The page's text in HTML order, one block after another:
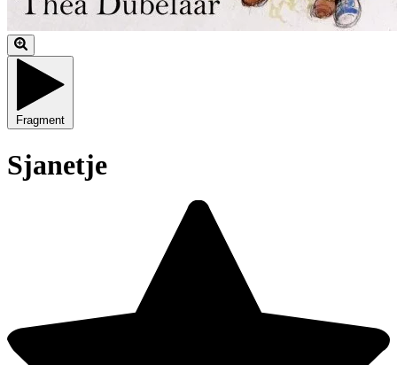
Fragment
Sjanetje